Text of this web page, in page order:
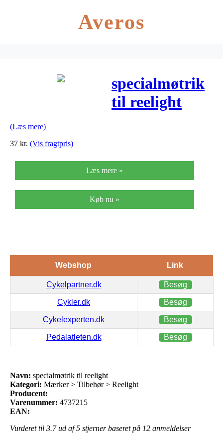
Averos
specialmøtrik
til reelight
(Læs mere)
37 kr. (Vis fragtpris)
Læs mere »
Køb nu »
Webshop Link
Cykelpartner.dk Besøg
Cykler.dk Besøg
Cykelexperten.dk Besøg
Pedalatleten.dk Besøg
Navn: specialmøtrik til reelight
Kategori: Mærker > Tilbehør > Reelight
Producent:
Varenummer: 4737215
EAN:
Vurderet til 3.7ud af 5 stjerner baseret på 12 anmeldelser